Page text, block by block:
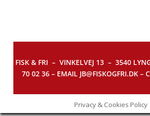
FISK & FRI – VINKELVEJ 13 – 3540
70 02 36 – EMAIL JB@FISKOGFRI.DK –
Privacy & Cookies Policy